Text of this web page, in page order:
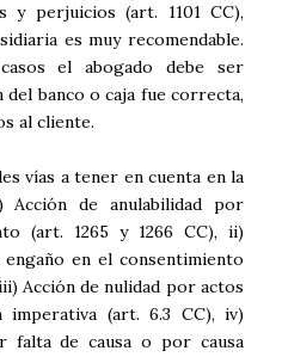
y perjuicios (art. 1101 CC),
es muy recomendable.
el abogado debe ser
del banco o caja fue correcta,
al cliente.
vías a tener en cuenta en la
Acción de anulabilidad por
(art. 1265 y 1266 CC), ii)
en el consentimiento
Acción de nulidad por actos
(art. 6.3 CC), iv)
falta de causa o por causa